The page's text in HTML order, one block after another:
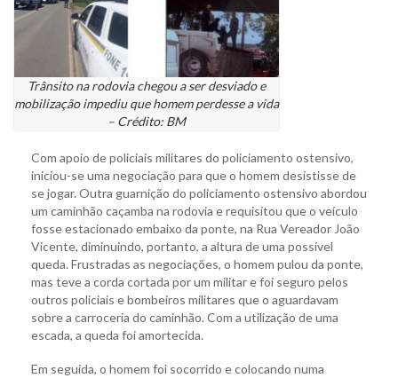
Trânsito na rodovia chegou a ser desviado e
mobilização impediu que homem perdesse a vida
– Crédito: BM
Com apoio de policiais militares do policiamento ostensivo,
iniciou-se uma negociação para que o homem desistisse de
se jogar. Outra guarnição do policiamento ostensivo abordou
um caminhão caçamba na rodovia e requisitou que o veículo
fosse estacionado embaixo da ponte, na Rua Vereador João
Vicente, diminuindo, portanto, a altura de uma possível
queda. Frustradas as negociações, o homem pulou da ponte,
mas teve a corda cortada por um militar e foi seguro pelos
outros policiais e bombeiros militares que o aguardavam
sobre a carroceria do caminhão. Com a utilização de uma
escada, a queda foi amortecida.
Em seguida, o homem foi socorrido e colocando numa